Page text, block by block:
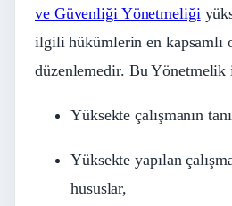
ve Güvenliği Yönetmeliği
ilgili hükümlerin en kapsamlı
düzenlemedir. Bu Yönetmelik
Yüksekte çalışmanın
Yüksekte yapılan
hususlar,